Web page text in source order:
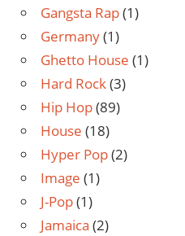
Gangsta Rap(1)
Germany(1)
Ghetto House (1)
Hard Rock(3)
Hip Hop(89)
House (18)
Hyper Pop(2)
Image (1)
J-Pop(1)
Jamaica (2)